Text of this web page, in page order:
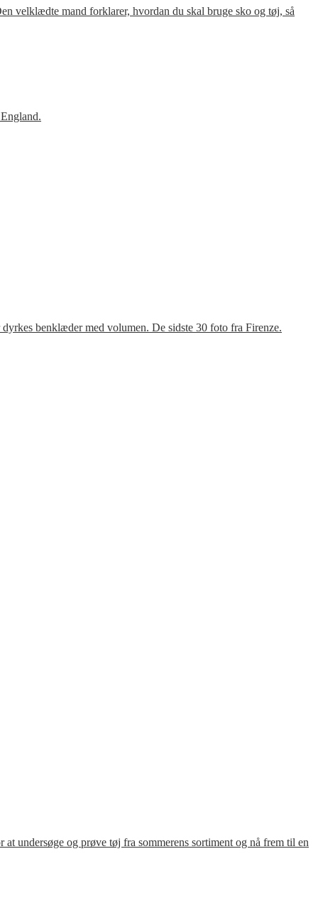
velklædte mand forklarer, hvordan du skal bruge sko og tøj, så
benklæder med volumen. De sidste 30 foto fra Firenze.
undersøge og prøve tøj fra sommerens sortiment og nå frem til en